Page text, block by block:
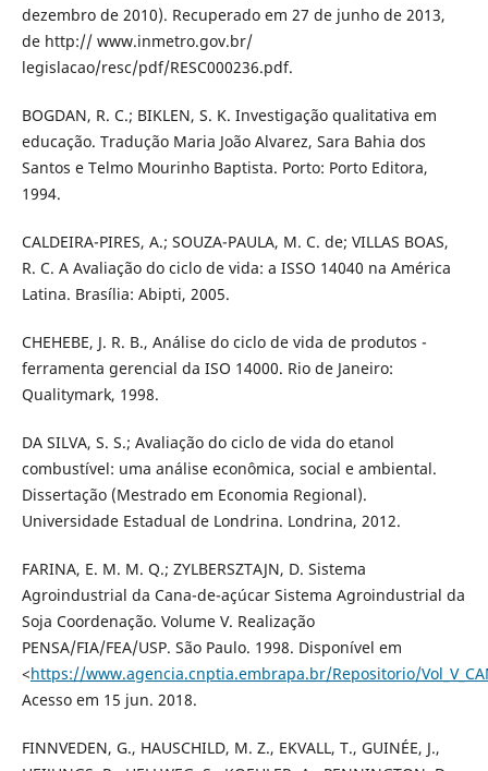
dezembro de 2010). Recuperado em 27 de junho de 2013,
de http:// www.inmetro.gov.br/
legislacao/resc/pdf/RESC000236.pdf.
BOGDAN, R. C.; BIKLEN, S. K. Investigação qualitativa em
educação. Tradução Maria João Alvarez, Sara Bahia dos
Santos e Telmo Mourinho Baptista. Porto: Porto Editora,
1994.
CALDEIRA-PIRES, A.; SOUZA-PAULA, M. C. de; VILLAS BOAS,
R. C. A Avaliação do ciclo de vida: a ISSO 14040 na América
Latina. Brasília: Abipti, 2005.
CHEHEBE, J. R. B., Análise do ciclo de vida de produtos -
ferramenta gerencial da ISO 14000. Rio de Janeiro:
Qualitymark, 1998.
DA SILVA, S. S.; Avaliação do ciclo de vida do etanol
combustível: uma análise econômica, social e ambiental.
Dissertação (Mestrado em Economia Regional).
Universidade Estadual de Londrina. Londrina, 2012.
FARINA, E. M. M. Q.; ZYLBERSZTAJN, D. Sistema
Agroindustrial da Cana-de-açúcar Sistema Agroindustrial da
Soja Coordenação. Volume V. Realização
PENSA/FIA/FEA/USP. São Paulo. 1998. Disponível em
<https://www.agencia.cnptia.embrapa.br/Repositorio/
Acesso em 15 jun. 2018.
FINNVEDEN, G., HAUSCHILD, M. Z., EKVALL, T., GUINÉE, J.,